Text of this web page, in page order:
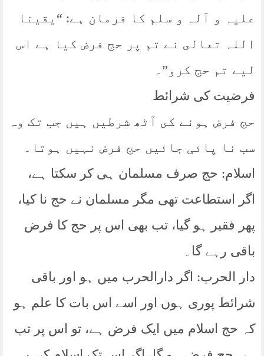
عليہ و آلہ و سلم كا فرمان ہے: “يقينا
اللہ تعالى نے تم پر حج فرض كيا ہے اس
ليے تم حج كرو”۔
فرضیت کی شرائط
حج فرض ہونے كى آٹھ شرطيں ہيں جب تک وہ
سب نا پائی جائیں حج فرض نہیں ہوتا۔
اسلام: حج صرف مسلمان ہی کر سکتا ہے،
اگر استطاعت تھی مگر مسلمان نے حج نا کیا،
پھر فقیر ہو گيا، تب بھی اس پر حج کا فرض
باقی رہے گا۔
دار الحرب: اگر دارالحرب میں ہو اور باقی
شرائط پوری ہوں اور اسے اس بات کا علم ہو
کہ حج اسلام میں ایک فرض ہے، تو اس پر تب